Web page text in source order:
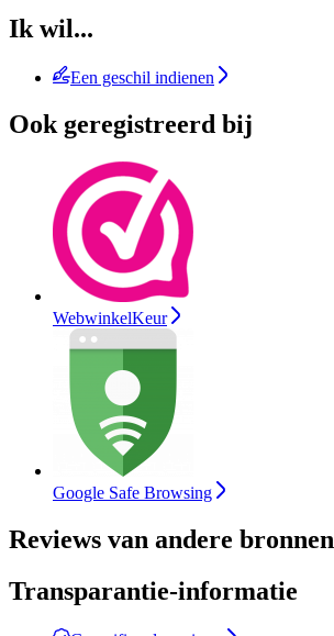
Ik wil...
Een geschil indienen
Ook geregistreerd bij
WebwinkelKeur
Google Safe Browsing
Reviews van andere bronnen
Transparantie-informatie